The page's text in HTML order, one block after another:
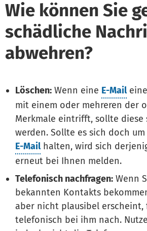
Wie können Sie
schädliche
abwehren?
Löschen: Wenn eine E-Mail
mit einem oder mehreren der
Merkmale eintrifft, sollte
werden. Sollte es sich doch um
E-Mailhalten, wird sich
erneut bei Ihnen melden.
Telefonisch nachfragen: Wenn
bekannten Kontakts
aber nicht plausibel erscheint,
telefonisch bei ihm nach.